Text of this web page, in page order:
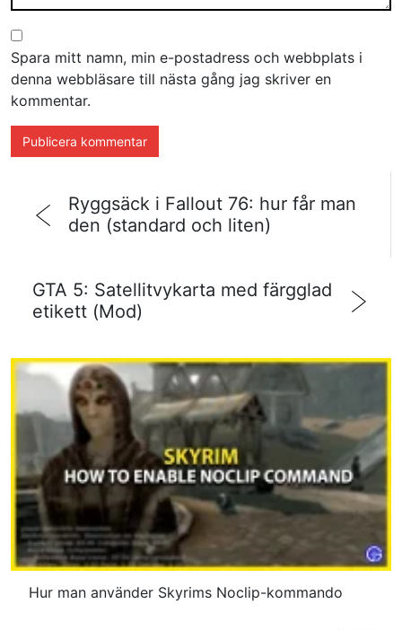
Spara mitt namn, min e-postadress och webbplats i
denna webbläsare till nästa gång jag skriver en
kommentar.
Ryggsäck i Fallout 76: hur får man
den (standard och liten)
GTA 5: Satellitvykarta med färgglad
etikett (Mod)
Hur man använder Skyrims Noclip-kommando